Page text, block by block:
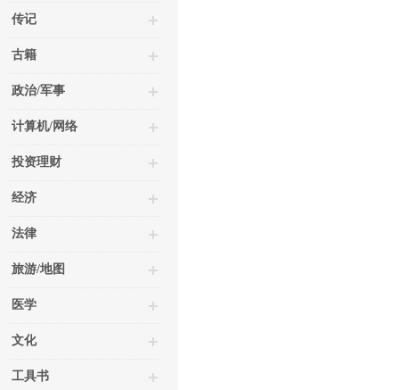
传记
古籍
政治/军事
计算机/网络
投资理财
经济
法律
旅游/地图
医学
文化
工具书